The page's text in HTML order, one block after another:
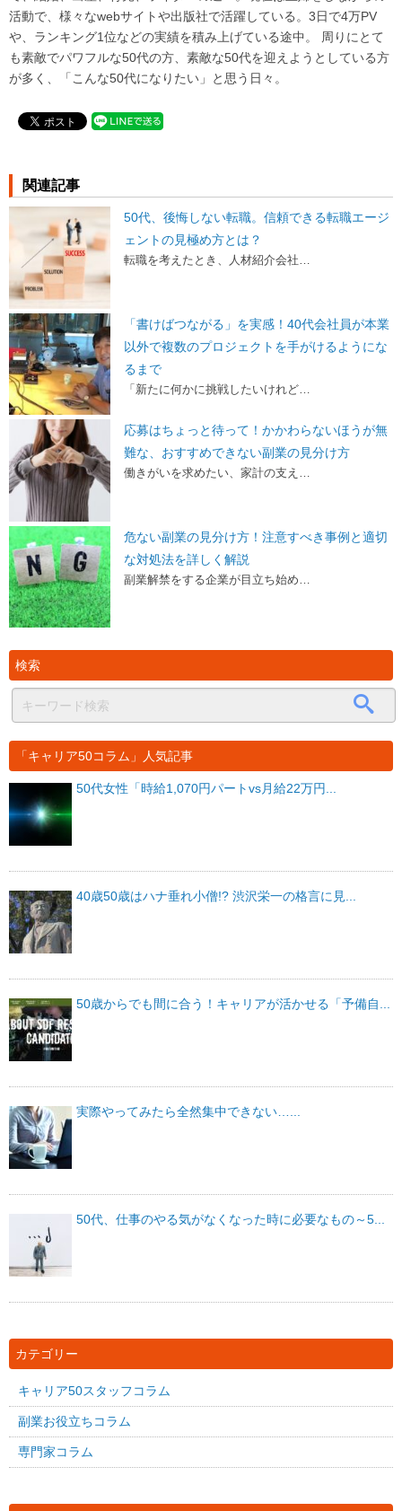
活動で、様々なwebサイトや出版社で活躍している。 3日で4万PV
や、ランキング1位などの実績を積み上げている途中。 周りにとて
も素敵でパワフルな50代の方、素敵な50代を迎えようとしている方
が多く、「こんな50代になりたい」と思う日々。
関連記事
50代、後悔しない転職。信頼できる転職エージ
ェントの見極め方とは？
転職を考えたとき、人材紹介会社…
「書けばつながる」を実感！40代会社員が本業
以外で複数のプロジェクトを手がけるようにな
るまで
「新たに何かに挑戦したいけれど…
応募はちょっと待って！かかわらないほうが無
難な、おすすめできない副業の見分け方
働きがいを求めたい、家計の支え…
危ない副業の見分け方！注意すべき事例と適切
な対処法を詳しく解説
副業解禁をする企業が目立ち始め…
検索
「キャリア50コラム」人気記事
50代女性「時給1,070円パートvs月給22万円...
40歳50歳はハナ垂れ小僧!? 渋沢栄一の格言に見...
50歳からでも間に合う！キャリアが活かせる「予備自...
実際やってみたら全然集中できない…...
50代、仕事のやる気がなくなった時に必要なもの～5...
カテゴリー
キャリア50スタッフコラム
副業お役立ちコラム
専門家コラム